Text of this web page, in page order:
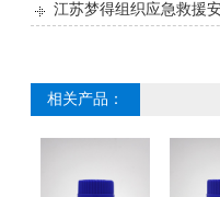
江苏梦得组织应急救援
相关产品：